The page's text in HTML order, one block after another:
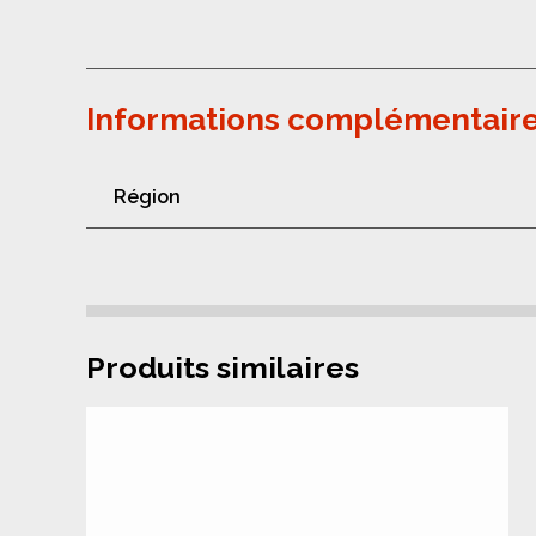
Informations
Région
Produits similaires